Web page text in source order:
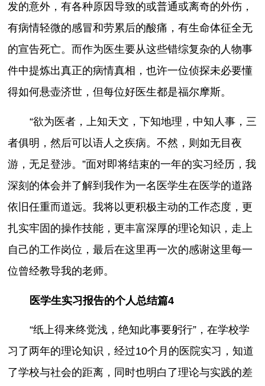
发的意外，有各种原因导致的或普通或离奇的外伤，
有病情轻微的感冒和劳累后的酸痛，有生命体征全无
的宣告死亡。而作为医生要从这些错综复杂的人物事
件中提炼出真正的病情真相，也许一位侦探未必要懂
得如何悬壶济世，但每位好医生都是福尔摩斯。
“欲为医者，上知天文，下知地理，中知人事，三
者俱明，然后可以语人之疾病。不然，则如无目夜
游，无足登涉。”面对即将结束的一年的实习经历，我
深刻的体会并了解到我作为一名医学生在医学的道路
依旧任重而道远。我将以更积极主动的工作态度，更
扎实牢固的操作技能，更丰富深厚的理论知识，走上
自己的工作岗位，最后在这里再一次的感谢这里每一
位曾经教导我的老师。
医学生实习报告的个人总结篇4
“纸上得来终觉浅，绝知此事要躬行”，在学校学
习了两年的理论知识，经过10个月的医院实习，知道
了学校与社会的距离，同时也明白了理论与实践的差